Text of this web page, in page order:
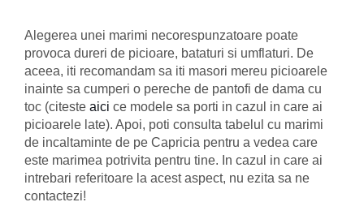
Alegerea unei marimi necorespunzatoare poate
provoca dureri de picioare, bataturi si umflaturi. De
aceea, iti recomandam sa iti masori mereu picioarele
inainte sa cumperi o pereche de pantofi de dama cu
toc (citeste aici ce modele sa porti in cazul in care ai
picioarele late). Apoi, poti consulta tabelul cu marimi
de incaltaminte de pe Capricia pentru a vedea care
este marimea potrivita pentru tine. In cazul in care ai
intrebari referitoare la acest aspect, nu ezita sa ne
contactezi!